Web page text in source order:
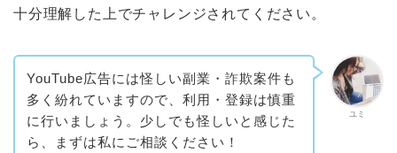
十分理解した上でチャレンジされてください。
ユミ
YouTube広告には怪しい副業・詐欺案件も
多く紛れていますので、利用・登録は慎重
に行いましょう。少しでも怪しいと感じた
ら、まずは私にご相談ください！